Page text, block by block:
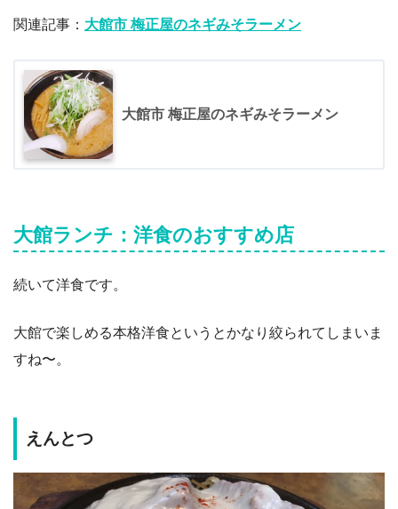
関連記事： 大館市 梅正屋のネギみそラーメン
大館市 梅正屋のネギみそラーメン
大館ランチ：洋食のおすすめ店
続いて洋食です。
大館で楽しめる本格洋食というとかなり絞られてしまいま
すね〜。
えんとつ